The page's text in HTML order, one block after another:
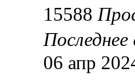
15588
06 апр